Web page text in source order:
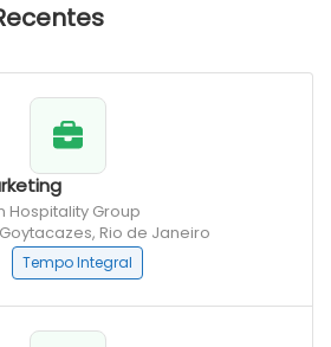
Hospitality Group
Rio de Janeiro
Tempo Integral